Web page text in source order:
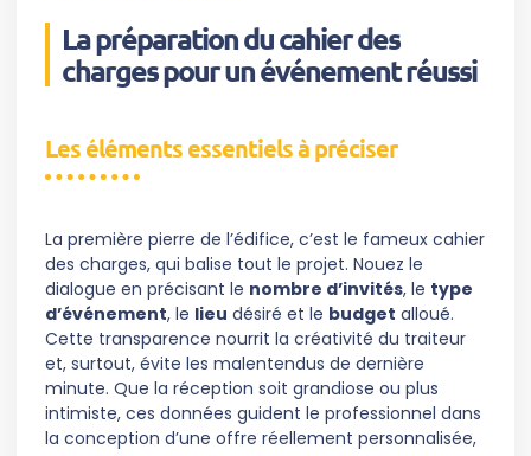
La préparation du cahier des
charges pour un événement réussi
Les éléments essentiels à préciser
La première pierre de l’édifice, c’est le fameux cahier
des charges, qui balise tout le projet. Nouez le
dialogue en précisant le nombre d’invités, le type
d’événement, le lieu désiré et le budget alloué.
Cette transparence nourrit la créativité du traiteur
et, surtout, évite les malentendus de dernière
minute. Que la réception soit grandiose ou plus
intimiste, ces données guident le professionnel dans
la conception d’une offre réellement personnalisée,